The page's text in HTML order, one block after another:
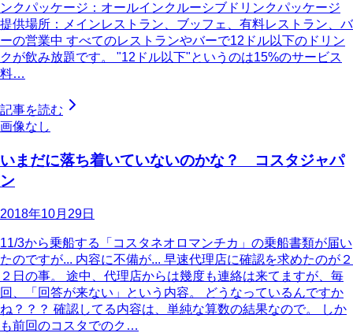
ンクパッケージ：オールインクルーシブドリンクパッケージ
提供場所：メインレストラン、ブッフェ、有料レストラン、バ
ーの営業中 すべてのレストランやバーで12ドル以下のドリン
クが飲み放題です。 "12ドル以下"というのは15%のサービス
料…
記事を読む
画像なし
いまだに落ち着いていないのかな？ コスタジャパ
ン
2018年10月29日
11/3から乗船する「コスタネオロマンチカ」の乗船書類が届い
たのですが... 内容に不備が... 早速代理店に確認を求めたのが２
２日の事。 途中、代理店からは幾度も連絡は来てますが、毎
回、「回答が来ない」という内容。 どうなっているんですか
ね？？？ 確認してる内容は、単純な算数の結果なので。 しか
も前回のコスタでのク…